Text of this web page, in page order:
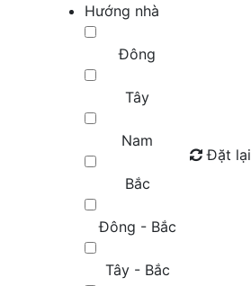
Hướng nhà
Đông
Tây
Nam
Bắc
Đông - Bắc
Tây - Bắc
Đặt lại